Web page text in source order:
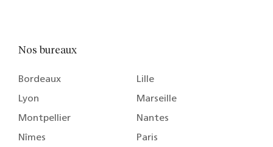
Nos bureaux
Bordeaux
Lille
Lyon
Marseille
Montpellier
Nantes
Nîmes
Paris